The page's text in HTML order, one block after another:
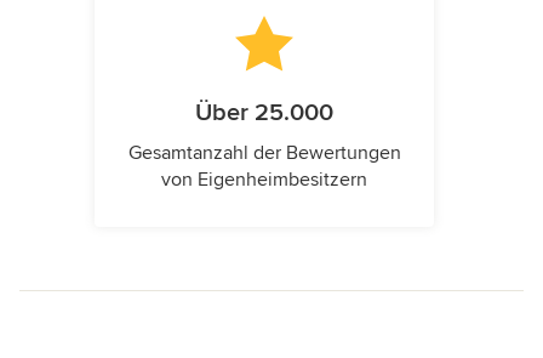
Über 25.000
Gesamtanzahl der Bewertungen
von Eigenheimbesitzern